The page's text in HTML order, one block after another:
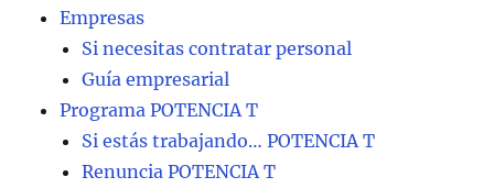
Empresas
Si necesitas contratar personal
Guía empresarial
Programa POTENCIA T
Si estás trabajando… POTENCIA T
Renuncia POTENCIA T